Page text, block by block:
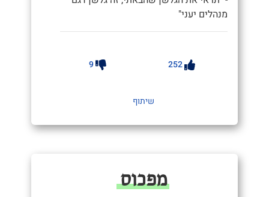
מנהלים יעני"
252
9
שיתוף
מפכוס